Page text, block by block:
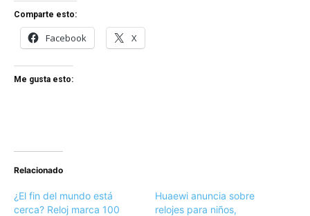
Comparte esto:
Facebook X
Me gusta esto:
Relacionado
¿El fin del mundo está
cerca? Reloj marca 100
Huaewi anuncia sobre
relojes para niños,